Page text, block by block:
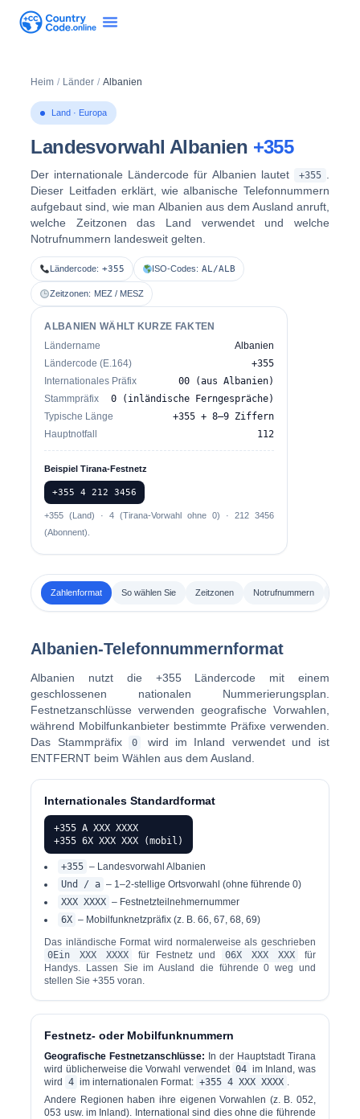
Heim / Länder / Albanien
Land · Europa
Landesvorwahl Albanien +355
Der internationale Ländercode für Albanien lautet +355
Dieser Leitfaden erklärt, wie albanische Telefonnummern
aufgebaut sind, wie man Albanien aus dem Ausland anruft,
welche Zeitzonen das Land verwendet und welche
Notrufnummern landesweit gelten.
Ländercode: +355 ISO-Codes: AL/ALB
Zeitzonen: MEZ / MESZ
ALBANIEN WÄHLT KURZE FAKTEN
Ländername
Albanien
Ländercode (E.164)
+355
Internationales Präfix
00 (aus Albanien)
Stammpräfix
0 (inländische Ferngespräche)
Typische Länge
+355 + 8–9 Ziffern
Hauptnotfall
112
Beispiel Tirana-Festnetz
+355 4 212 3456
+355 (Land) · 4 (Tirana-Vorwahl ohne 0) · 212 3456
(Abonnent).
Zahlenformat So wählen Sie Zeitzonen Notrufnummern
Albanien-Telefonnummernformat
Albanien nutzt die +355Ländercode mit einem
geschlossenen nationalen Nummerierungsplan.
Festnetzanschlüsse verwenden geografische Vorwahlen,
während Mobilfunkanbieter bestimmte Präfixe verwenden.
Das Stammpräfix
0
wird im Inland verwendet und ist
ENTFERNT beim Wählen aus dem Ausland.
Internationales Standardformat
+355 A XXX XXXX
+355 6X XXX XXX (mobil)
+355 – Landesvorwahl Albanien
Und / a – 1–2-stellige Ortsvorwahl (ohne führende 0)
XXX XXXX – Festnetzteilnehmernummer
6X – Mobilfunknetzpräfix (z. B. 66, 67, 68, 69)
Das inländische Format wird normalerweise als geschrieben
0Ein XXX XXXX
für Festnetz und 06X XXX XXX
für
Handys. Lassen Sie im Ausland die führende 0 weg und
stellen Sie +355 voran.
Festnetz- oder Mobilfunknummern
Geografische Festnetzanschlüsse: In der Hauptstadt Tirana
wird üblicherweise die Vorwahl verwendet 04 im Inland, was
wird
4 im internationalen Format: +355 4 XXX XXXX .
Andere Regionen haben ihre eigenen Vorwahlen (z. B. 052,
053 usw. im Inland). International sind dies ohne die führende